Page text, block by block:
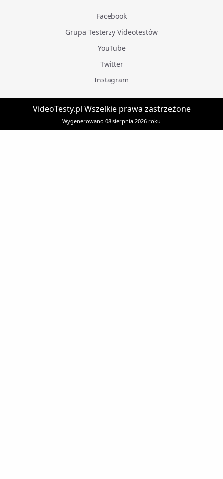
Facebook
Grupa Testerzy Videotestów
YouTube
Twitter
Instagram
VideoTesty.pl Wszelkie prawa zastrzeżone
Wygenerowano 08 sierpnia 2026 roku